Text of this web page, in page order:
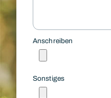
Anschreiben
Sonstiges